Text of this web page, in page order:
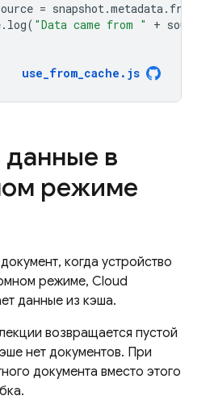
= snapshot.metadata.
. log( "Data came from " + source
use_from_cache . js
данные в
режиме
когда устройство
режиме, Cloud
данные из кэша.
возвращается пустой
нет документов. При
документа вместо этого